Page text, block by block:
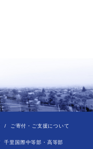
ご寄付・ご支援について
千里国際中等部・高等部